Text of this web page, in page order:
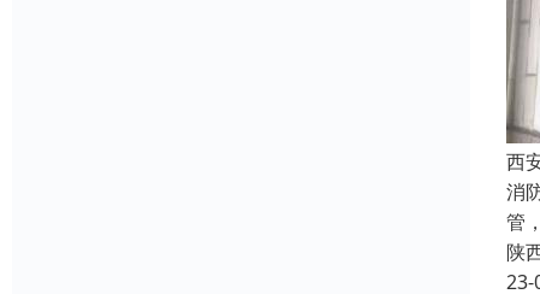
西
消
管
陕
23-